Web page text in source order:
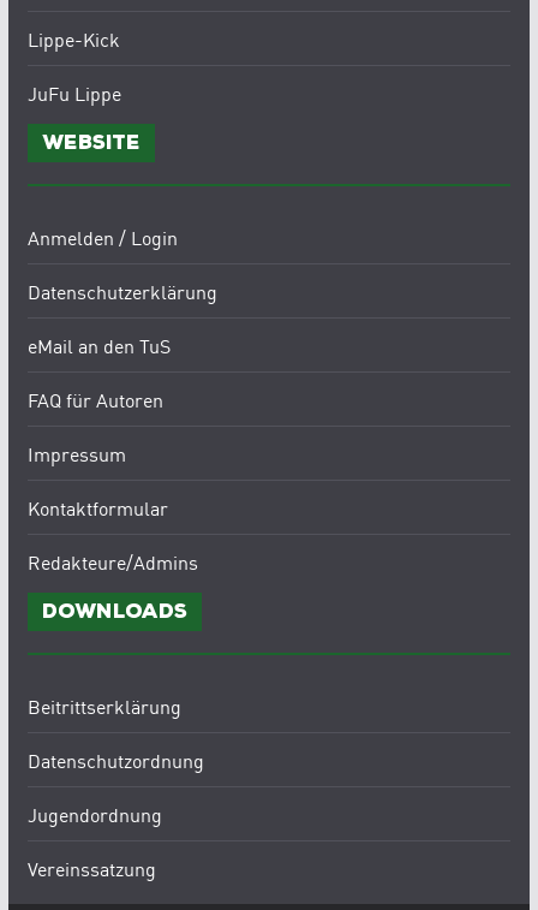
Lippe-Kick
JuFu Lippe
Website
Anmelden / Login
Datenschutzerklärung
eMail an den TuS
FAQ für Autoren
Impressum
Kontaktformular
Redakteure/Admins
Downloads
Beitrittserklärung
Datenschutzordnung
Jugendordnung
Vereinssatzung